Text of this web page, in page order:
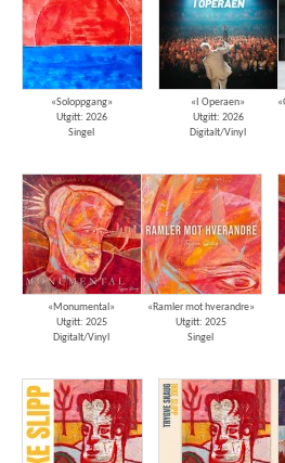
«Soloppgang»
Utgitt: 2026
Singel
«I Operaen»
Utgitt: 2026
Digitalt/Vinyl
«Monumental»
Utgitt: 2025
Digitalt/Vinyl
«Ramler mot hverandre»
Utgitt: 2025
Singel